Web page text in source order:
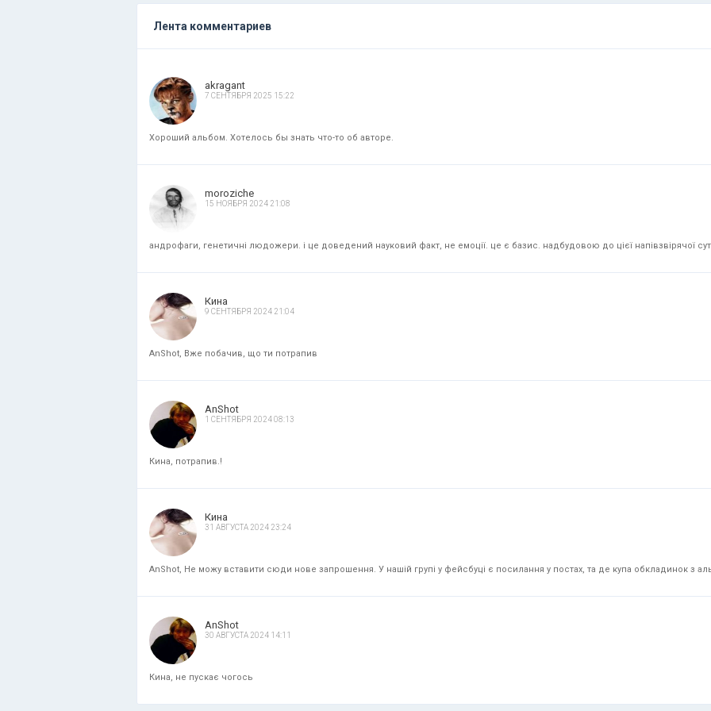
Лента комментариев
akragant
7 СЕНТЯБРЯ 2025 15:22
Хороший альбом. Хотелось бы знать что-то об авторе.
moroziche
15 НОЯБРЯ 2024 21:08
андрофаги, генетичні людожери. і це доведений науковий факт, не емоції. це є базис. надбудовою до цієї напівзвірячої
Кина
9 СЕНТЯБРЯ 2024 21:04
AnShot, Вже побачив, що ти потрапив
AnShot
1 СЕНТЯБРЯ 2024 08:13
Кина, потрапив.!
Кина
31 АВГУСТА 2024 23:24
AnShot, Не можу вставити сюди нове запрошення. У нашій групі у фейсбуці є посилання у постах, та де купа обкладинок з
AnShot
30 АВГУСТА 2024 14:11
Кина, не пускає чогось